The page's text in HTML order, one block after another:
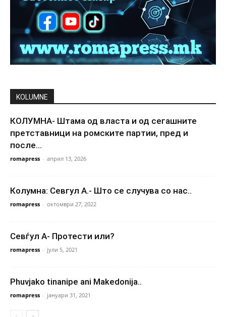
KOLUMNE
КОЛУМНА- Штама од власта и од сегашните
претставници на ромските партии, пред и
после...
romapress - април 13, 2026
Колумна: Севгул А.- Што се случува со нас..
romapress - октомври 27, 2022
Севѓул А- Протести или?
romapress - јули 5, 2021
Phuvjako tinanipe ani Makedonija..
romapress - јануари 31, 2021